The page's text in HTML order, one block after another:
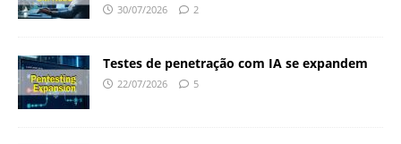
30/07/2026 2
Testes de penetração com IA se expandem
22/07/2026 5